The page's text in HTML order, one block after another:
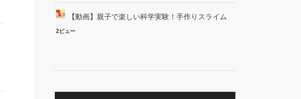
【動画】親子で楽しい科学実験！手作りスライム
2ビュー